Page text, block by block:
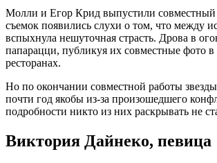
Молли и Егор Крид выпустили
съемок появились слухи о том, что между
вспыхнула нешуточная страсть. Дрова в
папарацци, публикуя их совместные фото
ресторанах.
Но по окончании совместной работы
почти год якобы из-за произошедшего
подробности никто из них раскрывать не
Виктория Дайнеко, певица